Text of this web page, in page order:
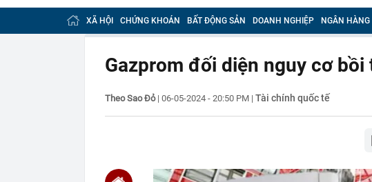
00:05
Một doanh nghiệp thép với
tỷ USD
00:04
Một yếu tố quan trọng đang
sau bác sĩ hỏi: "Ông ăn gì
còn 400 tỷ
Bí mật được Apple giấu kín
Vài mét vuông ngoài trời
XÃ HỘI CHỨNG KHOÁN BẤT ĐỘNG SẢN DOANH NGHIỆP NGÂN HÀNG
Gazprom đối diện nguy cơ bồi
Theo Sao Đỏ| 06-05-2024 - 20:50 PM | Tài chính quốc tế